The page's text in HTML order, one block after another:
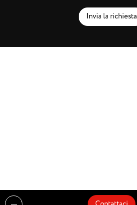
Invia la richiesta